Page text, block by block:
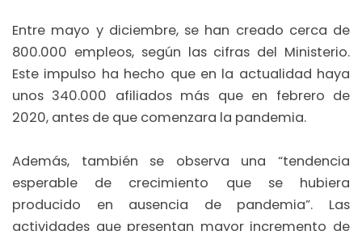
Entre mayo y diciembre, se han creado cerca de
800.000 empleos, según las cifras del Ministerio.
Este impulso ha hecho que en la actualidad haya
unos 340.000 afiliados más que en febrero de
2020, antes de que comenzara la pandemia.
Además, también se observa una “tendencia
esperable de crecimiento que se hubiera
producido en ausencia de pandemia”. Las
actividades que presentan mayor incremento de